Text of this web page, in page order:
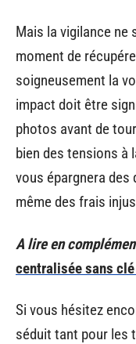
Mais la vigilance ne
moment de
soigneusement la
impact doit être
photos avant de
bien des tensions à
vous épargnera
même des frais
A lire en
centralisée sans
Si vous hésitez
séduit tant pour les